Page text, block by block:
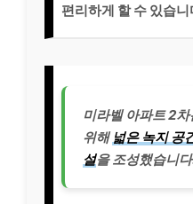
편리하게 할 수 있습니
미라벨 아파트 2
위해 넓은 녹지 공
설을 조성했습니